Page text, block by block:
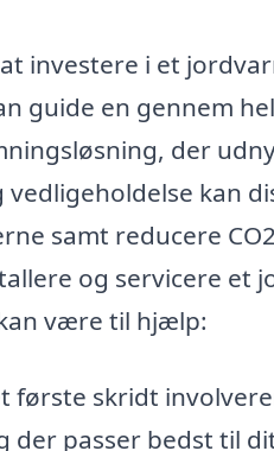
investere i et
guide en gennem
der
kan
samt reducere
og servicere et
være til hjælp:
første skridt
passer bedst til